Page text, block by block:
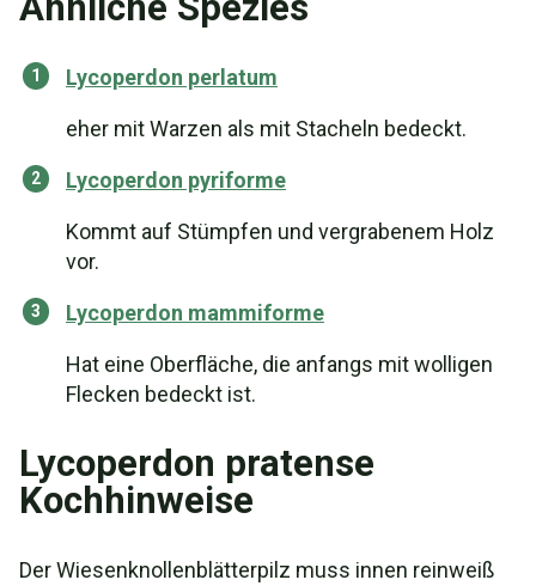
Lycoperdon perlatum
eher mit Warzen als mit Stacheln bedeckt.
Lycoperdon pyriforme
Kommt auf Stümpfen und vergrabenem Holz
vor.
Lycoperdon mammiforme
Hat eine Oberfläche, die anfangs mit wolligen
Flecken bedeckt ist.
Lycoperdon pratense
Kochhinweise
Der Wiesenknollenblätterpilz muss innen reinweiß